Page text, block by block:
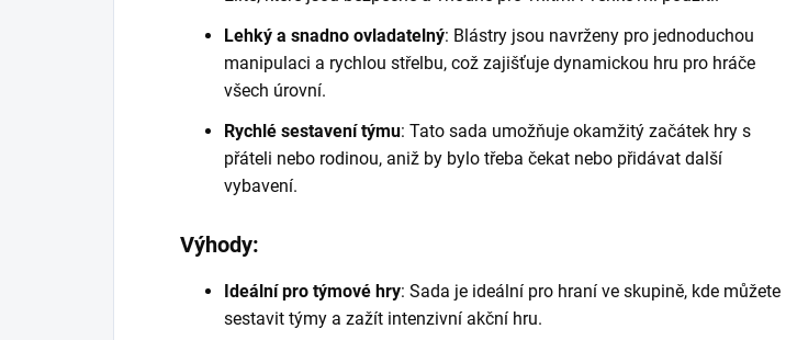
Lehký a snadno ovladatelný: Blástry jsou navrženy pro jednoduchou
manipulaci a rychlou střelbu, což zajišťuje dynamickou hru pro hráče
všech úrovní.
Rychlé sestavení týmu: Tato sada umožňuje okamžitý začátek hry s
přáteli nebo rodinou, aniž by bylo třeba čekat nebo přidávat další
vybavení.
Výhody:
Ideální pro týmové hry: Sada je ideální pro hraní ve skupině, kde můžete
sestavit týmy a zažít intenzivní akční hru.